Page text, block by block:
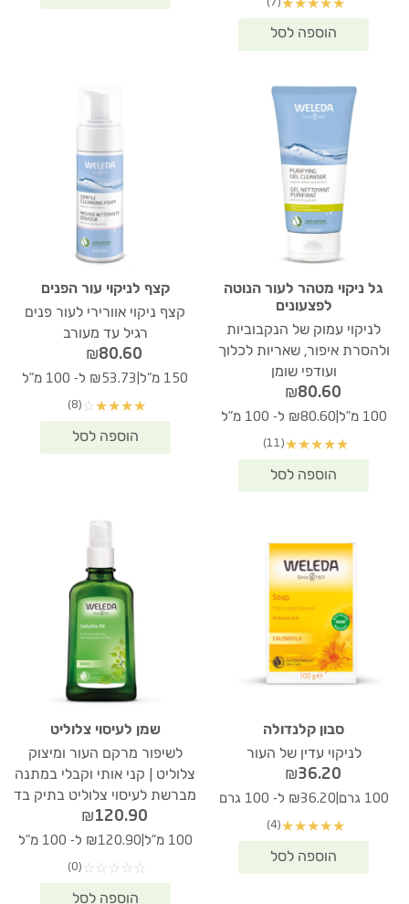
★
★
★
★
★
גל ניקוי מטהר לעור הנוטה
לפצעונים
לניקוי עמוק של הנקבוביות
ולהסרת איפור, שאריות לכלוך
ועודפי שומן
₪80.60
100 מ"ל ₪80.60 ל- 100 מ"ל
★
★
★
★
★
(11)
קצף לניקוי עור הפנים
קצף ניקוי אוורירי לעור פנים
רגיל עד מעורב
₪80.60
150 מ"ל ₪53.73 ל- 100 מ"ל
★
★
★
★
☆
(8)
סבון קלנדולה
לניקוי עדין של העור
₪36.20
100 גרם ₪36.20 ל- 100 גרם
★
★
★
★
★
(4)
שמן לעיסוי צלוליט
לשיפור מרקם העור ומיצוק
צלוליט | קני אותי וקבלי במתנה
מברשת לעיסוי צלוליט בתיק בד
₪120.90
100 מ"ל ₪120.90 ל- 100 מ"ל
☆
☆
☆
☆
☆
(0)